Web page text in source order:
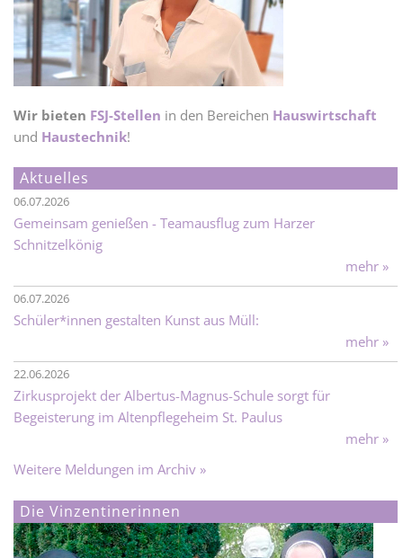
Wir bieten FSJ-Stellen in den Bereichen Hauswirtschaft
und Haustechnik!
Aktuelles
06.07.2026
Gemeinsam genießen - Teamausflug zum Harzer
Schnitzelkönig
mehr »
06.07.2026
Schüler*innen gestalten Kunst aus Müll:
mehr »
22.06.2026
Zirkusprojekt der Albertus-Magnus-Schule sorgt für
Begeisterung im Altenpflegeheim St. Paulus
mehr »
Weitere Meldungen im Archiv »
Die Vinzentinerinnen